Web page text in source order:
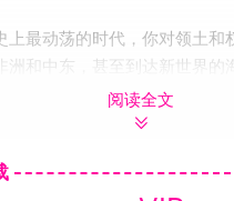
上最动荡的时代，你对领土和
洲和中东，甚至到达新世界的
理你的帝国，处理从建设和改
，并影响教皇。在十字军东征
阅读全文